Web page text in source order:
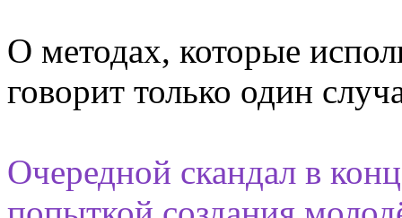
О методах, которые
говорит только один
Очередной скандал в